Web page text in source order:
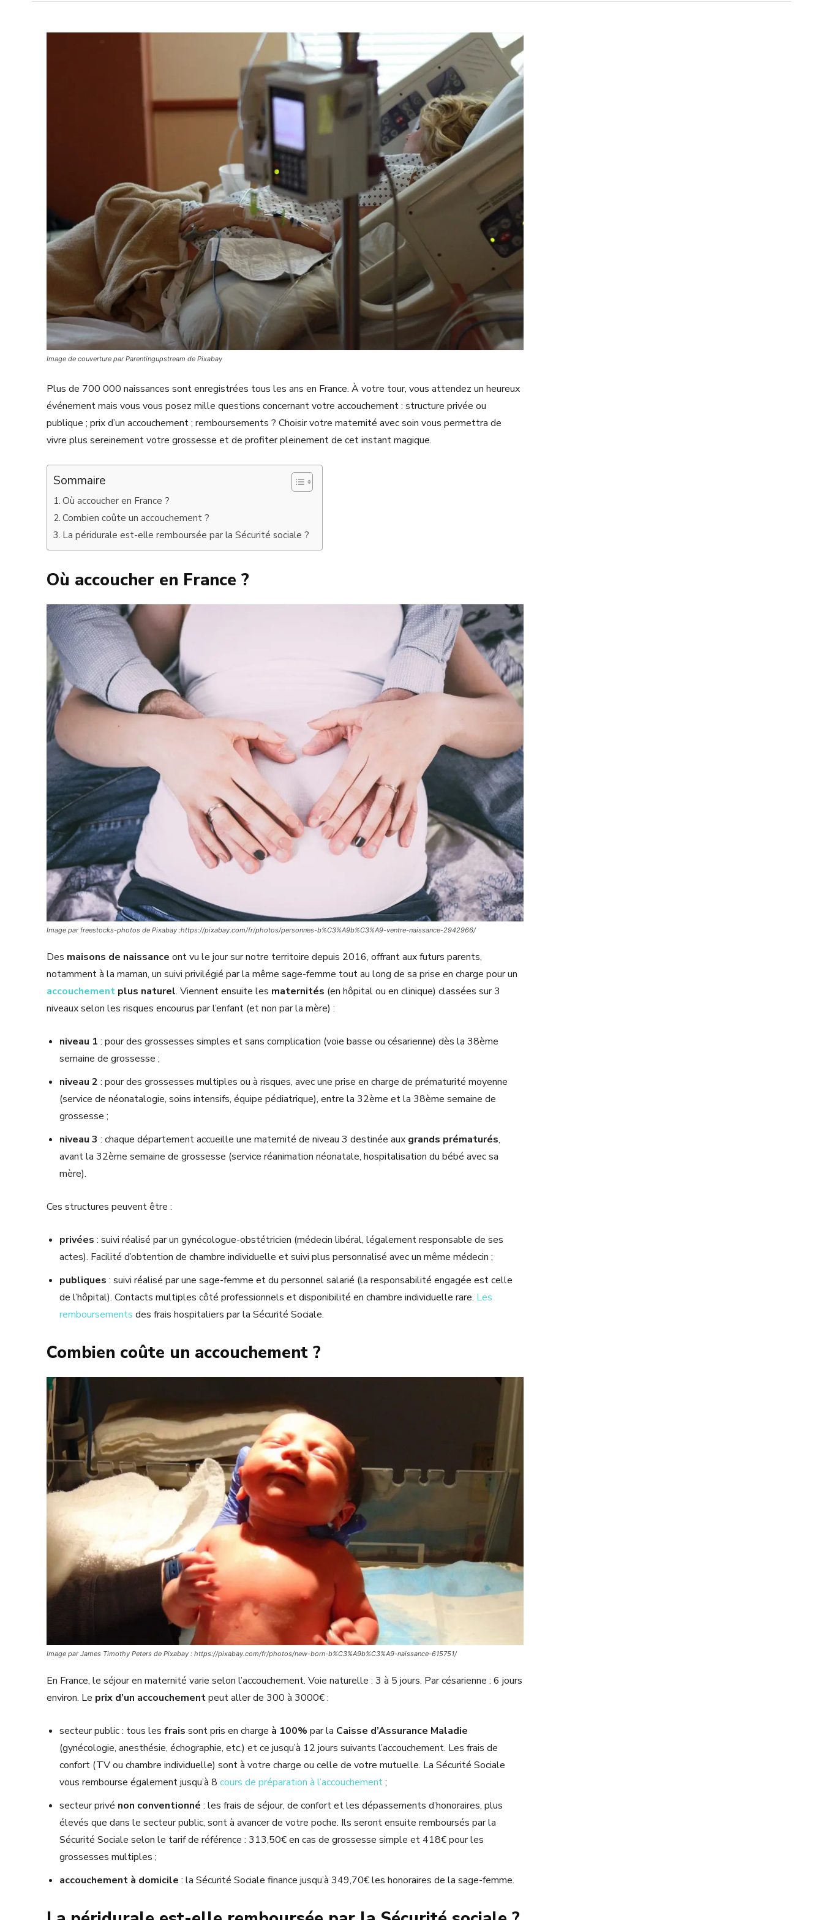
Image de couverture par Parentingupstream de Pixabay
Plus de 700 000 naissances sont enregistrées tous les ans en France. À votre tour, vous attendez un heureux
événement mais vous vous posez mille questions concernant votre accouchement : structure privée ou
publique ; prix d’un accouchement ; remboursements ? Choisir votre maternité avec soin vous permettra de
vivre plus sereinement votre grossesse et de profiter pleinement de cet instant magique.
Sommaire
Où accoucher en France ?
Combien coûte un accouchement ?
La péridurale est-elle remboursée par la Sécurité sociale ?
Où accoucher en France ?
Image par freestocks-photos de Pixabay :https://pixabay.com/fr/photos/personnes-b%C3%A9b%C3%A9-ventre-naissance-2942966/
Des maisons de naissance ont vu le jour sur notre territoire depuis 2016, offrant aux futurs parents,
notamment à la maman, un suivi privilégié par la même sage-femme tout au long de sa prise en charge pour un
accouchement plus naturel. Viennent ensuite les maternités (en hôpital ou en clinique) classées sur 3
niveaux selon les risques encourus par l’enfant (et non par la mère) :
niveau 1 : pour des grossesses simples et sans complication (voie basse ou césarienne) dès la 38ème
semaine de grossesse ;
niveau 2 : pour des grossesses multiples ou à risques, avec une prise en charge de prématurité moyenne
(service de néonatalogie, soins intensifs, équipe pédiatrique), entre la 32ème et la 38ème semaine de
grossesse ;
niveau 3 : chaque département accueille une maternité de niveau 3 destinée aux grands prématurés,
avant la 32ème semaine de grossesse (service réanimation néonatale, hospitalisation du bébé avec sa
mère).
Ces structures peuvent être :
privées : suivi réalisé par un gynécologue-obstétricien (médecin libéral, légalement responsable de ses
actes). Facilité d’obtention de chambre individuelle et suivi plus personnalisé avec un même médecin ;
publiques : suivi réalisé par une sage-femme et du personnel salarié (la responsabilité engagée est celle
de l’hôpital). Contacts multiples côté professionnels et disponibilité en chambre individuelle rare. Les
remboursements des frais hospitaliers par la Sécurité Sociale.
Combien coûte un accouchement ?
Image par James Timothy Peters de Pixabay : https://pixabay.com/fr/photos/new-born-b%C3%A9b%C3%A9-naissance-615751/
En France, le séjour en maternité varie selon l’accouchement. Voie naturelle : 3 à 5 jours. Par césarienne : 6 jours
environ. Le prix d’un accouchementpeut aller de 300 à 3000€ :
secteur public : tous les frais sont pris en charge à 100% par la Caisse d’Assurance Maladie
(gynécologie, anesthésie, échographie, etc.) et ce jusqu’à 12 jours suivants l’accouchement. Les frais de
confort (TV ou chambre individuelle) sont à votre charge ou celle de votre mutuelle. La Sécurité Sociale
vous rembourse également jusqu’à 8 cours de préparation à l’accouchement;
secteur privé non conventionné : les frais de séjour, de confort et les dépassements d’honoraires, plus
élevés que dans le secteur public, sont à avancer de votre poche. Ils seront ensuite remboursés par la
Sécurité Sociale selon le tarif de référence : 313,50€ en cas de grossesse simple et 418€ pour les
grossesses multiples ;
accouchement à domicile : la Sécurité Sociale finance jusqu’à 349,70€ les honoraires de la sage-femme.